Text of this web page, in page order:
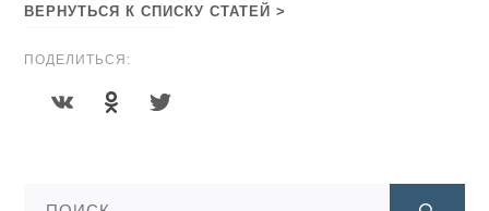
ВЕРНУТЬСЯ К СПИСКУ СТАТЕЙ >
ПОДЕЛИТЬСЯ: